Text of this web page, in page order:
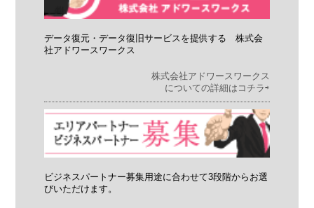
データ復元・データ復旧サービスを提供する 株式会
社アドワースワークス
株式会社アドワースワークス
についての詳細はコチラ⇨
ビジネスパートナー募集用途に合わせて3段階からお選
びいただけます。